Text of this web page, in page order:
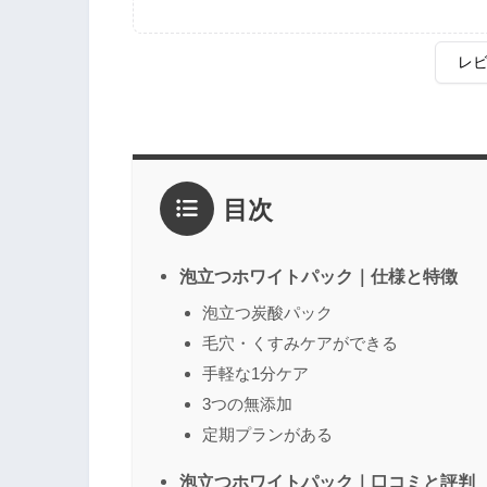
レ
2点
1点
感想*
目次
泡立つホワイトパック｜仕様と特徴
泡立つ炭酸パック
毛穴・くすみケアができる
手軽な1分ケア
3つの無添加
定期プランがある
泡立つホワイトパック｜口コミと評判